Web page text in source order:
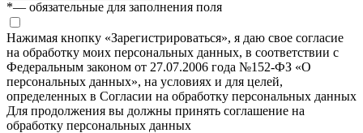
*— обязательные для заполнения поля
Нажимая кнопку «Зарегистрироваться», я даю свое согласие
на обработку моих персональных данных, в соответствии с
Федеральным законом от 27.07.2006 года №152-ФЗ «О
персональных данных», на условиях и для целей,
определенных в Согласии на обработку персональных данных
Для продолжения вы должны принять соглашение на
обработку персональных данных